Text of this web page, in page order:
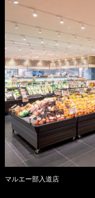
マルエー部入道店